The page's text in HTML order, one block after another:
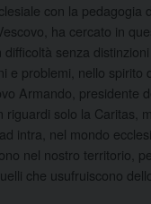
con la pedagogia
ha cercato in
senza
e problemi, nello spirito
Armando, presidente
riguardi solo la Caritas,
intra, nel mondo
nel nostro territorio,
che usufruiscono